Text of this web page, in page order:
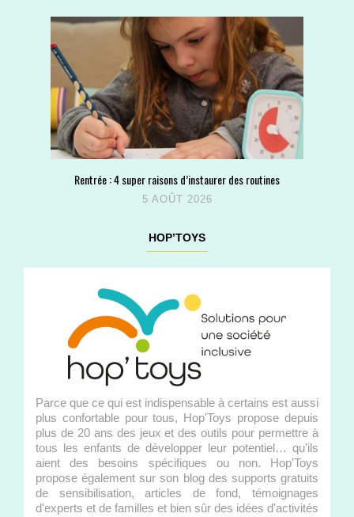
Rentrée : 4 super raisons d’instaurer des routines
5 AOÛT 2026
HOP’TOYS
Parce que ce qui est indispensable à certains est aussi
plus confortable pour tous, Hop'Toys propose depuis
plus de 20 ans des jeux et des outils pour permettre à
tous les enfants de développer leur potentiel… qu'ils
aient des besoins spécifiques ou non. Hop'Toys
propose également sur son blog des supports gratuits
de sensibilisation, articles de fond, témoignages
d'experts et de familles et bien sûr des idées d'activités